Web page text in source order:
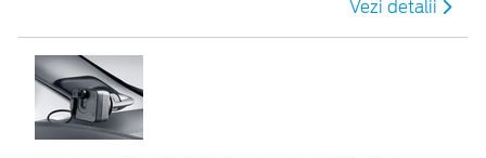
Vezi detalii